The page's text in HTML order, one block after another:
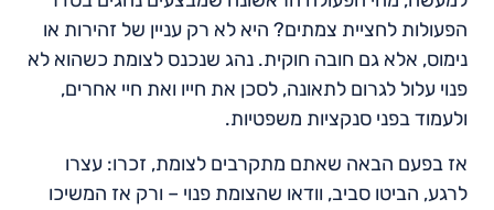
הפעולות לחציית צמתים? היא לא רק עניין של זהירות או
נימוס, אלא גם חובה חוקית. נהג שנכנס לצומת כשהוא לא
פנוי עלול לגרום לתאונה, לסכן את חייו ואת חיי אחרים,
ולעמוד בפני סנקציות משפטיות.
אז בפעם הבאה שאתם מתקרבים לצומת, זכרו: עצרו
לרגע, הביטו סביב, וודאו שהצומת פנוי – ורק אז המשיכו